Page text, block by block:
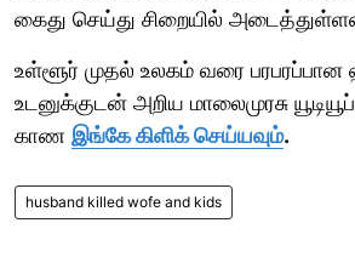
கைது செய்து சிறையில்
உள்ளூர் முதல் உலகம் வரை
உடனுக்குடன் அறிய மாலைமுரசு
காண இங்கே கிளிக் செய்யவும்.
husband killed wofe and kids